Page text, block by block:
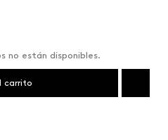
no están disponibles.
carrito